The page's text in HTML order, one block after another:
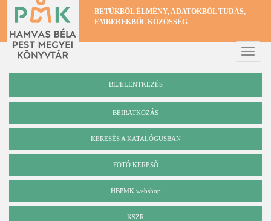
Ugrás
tartalomra
BETŰKBŐL ÉLMÉNY, ADATOKBÓL TUDÁS,
EMBEREKBŐL KÖZÖSSÉG
Toggle
BEJELENTKEZÉS
BEIRATKOZÁS
Katalógus
KERESÉS A KATALÓGUSBAN
FOTÓ KERESŐ
HBPMK webshop
KSZR